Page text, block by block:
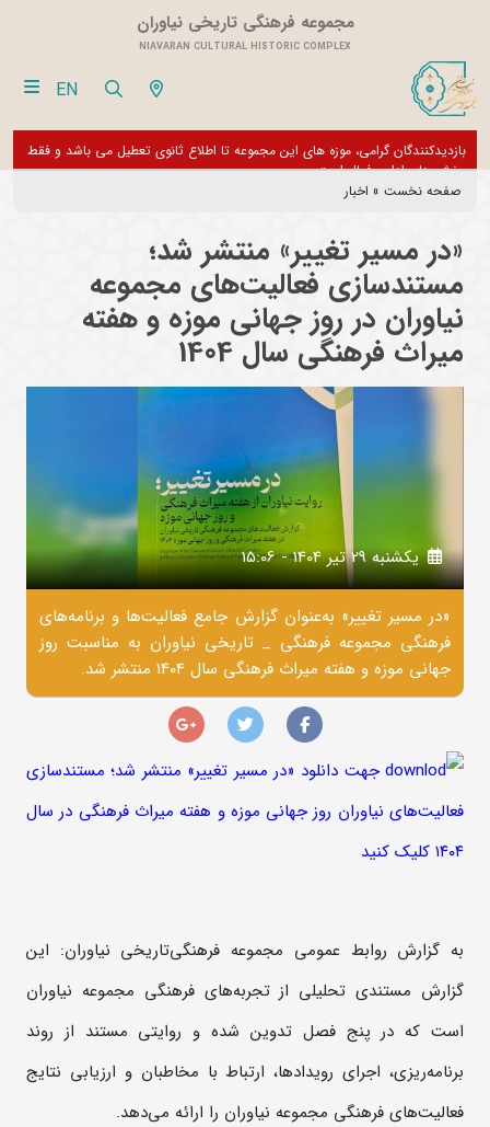
مجموعه فرهنگی تاریخی نیاوران
NIAVARAN CULTURAL HISTORIC COMPLEX
EN
بازدیدکنندگان گرامی، موزه های این مجموعه تا اطلاع ثانوی تعطیل می باشد و فقط
بخش های اداری فعال است
صفحه نخست » اخبار
«در مسیر تغییر» منتشر شد؛
مستندسازی فعالیت‌های مجموعه
نیاوران در روز جهانی موزه و هفته
میراث فرهنگی سال 1404
يکشنبه 29 تير 1404 - 15:06
«در مسیر تغییر» به‌عنوان گزارش جامع فعالیت‌ها و برنامه‌های
فرهنگی مجموعه فرهنگی _ تاریخی نیاوران به مناسبت روز
جهانی موزه و هفته میراث فرهنگی سال 1404 منتشر شد.
جهت دانلود «در مسیر تغییر» منتشر شد؛ مستندسازی
فعالیت‌های نیاوران روز جهانی موزه و هفته میراث فرهنگی در سال
۱۴۰۴ کلیک کنید
به گزارش روابط عمومی مجموعه فرهنگی‌تاریخی نیاوران: این
گزارش مستندی تحلیلی از تجربه‌های فرهنگی مجموعه نیاوران
است که در پنج فصل تدوین شده و روایتی مستند از روند
برنامه‌ریزی، اجرای رویدادها، ارتباط با مخاطبان و ارزیابی نتایج
فعالیت‌های فرهنگی مجموعه نیاوران را ارائه می‌دهد.